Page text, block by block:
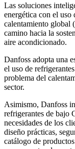
Las soluciones
energética con el uso
calentamiento global
camino hacia la
aire acondicionado.
Danfoss adopta una
el uso de
problema del
sector.
Asimismo, Danfoss
refrigerantes de bajo
necesidades de los
diseño prácticas,
catálogo de